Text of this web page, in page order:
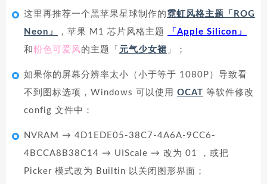
这里再推荐一个黑苹果星球制作的 霓虹风格主题「ROG
Neon」
，苹果 M1 芯片风格主题
「Apple Silicon」
和 粉色可爱风的主题「 元气少女裙 」；
如果你的屏幕分辨率太小（小于等于 1080P）导致看
不到图标选项，Windows 可以使用 OCAT 等软件修改
config 文件中：
NVRAM → 4D1EDE05-38C7-4A6A-9CC6-
4BCCA8B38C14 → UIScale → 改为 01 ，或把
Picker 模式改为 Builtin 以关闭图形界面；